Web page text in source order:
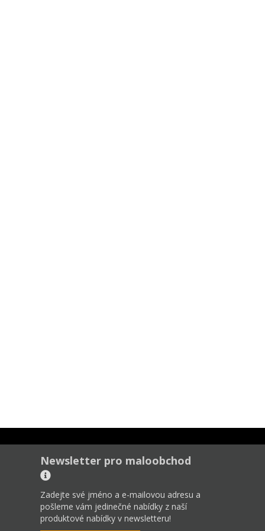
Newsletter pro maloobchod
Zadejte své jméno a e-mailovou adresu a
pošleme vám jedinečné nabídky z naší
produktové nabídky v newsletteru!